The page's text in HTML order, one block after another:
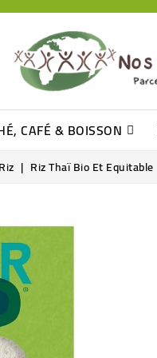
CAFÉ & BOISSON
Riz Riz Thaï Bio Et Equitable